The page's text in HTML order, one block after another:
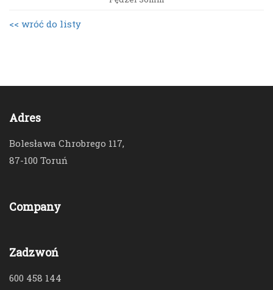
<< wróć do listy
Adres
Bolesława Chrobrego 117,
87-100 Toruń
Company
Zadzwoń
600 458 144